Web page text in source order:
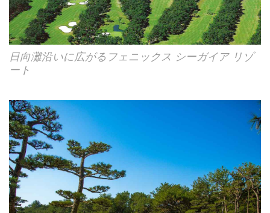
日向灘沿いに広がるフェニックス シーガイア リゾ
ート